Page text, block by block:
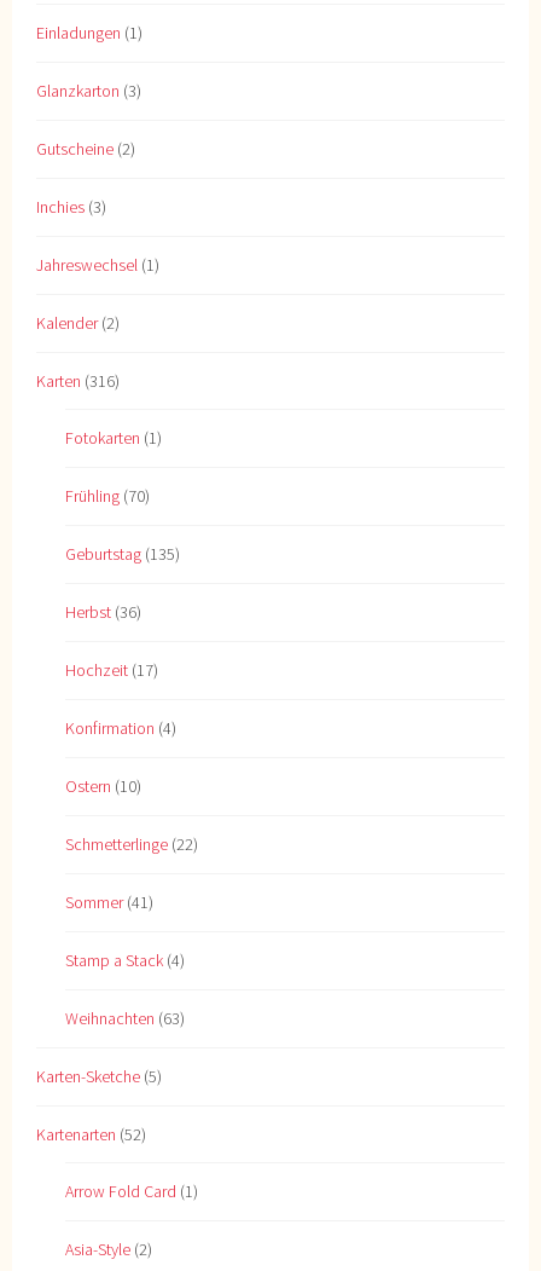
Einladungen (1)
Glanzkarton (3)
Gutscheine (2)
Inchies (3)
Jahreswechsel (1)
Kalender(2)
Karten (316)
Fotokarten (1)
Frühling (70)
Geburtstag (135)
Herbst (36)
Hochzeit (17)
Konfirmation (4)
Ostern (10)
Schmetterlinge (22)
Sommer(41)
Stamp a Stack (4)
Weihnachten (63)
Karten-Sketche (5)
Kartenarten (52)
Arrow Fold Card (1)
Asia-Style (2)